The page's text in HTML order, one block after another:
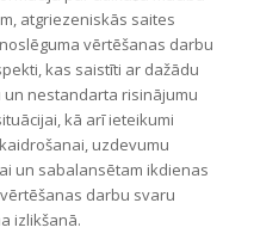
atgriezeniskās saites
vērtēšanas darbu
kas saistīti ar dažādu
nestandarta risinājumu
kā arī ieteikumi
uzdevumu
un sabalansētam ikdienas
darbu svaru
izlikšanā.